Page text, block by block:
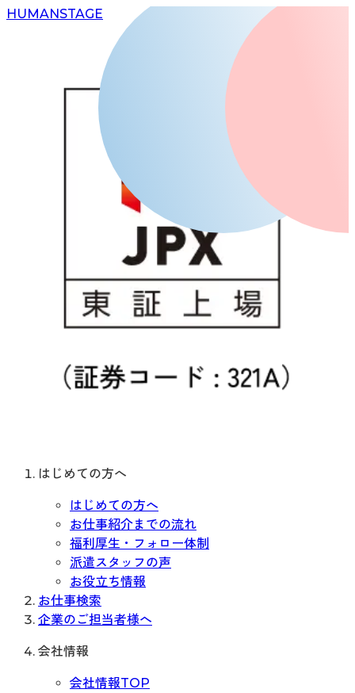
HUMANSTAGE
はじめての方へ
はじめての方へ
お仕事紹介までの流れ
福利厚生・フォロー体制
派遣スタッフの声
お役立ち情報
お仕事検索
企業のご担当者様へ
会社情報
会社情報TOP